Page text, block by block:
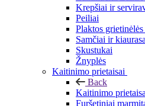
Krepšiai ir
Peiliai
Plaktos
Samčiai ir
Skustukai
Žnyplės
Kaitinimo prietaisai
Back
Kaitinimo
Furšetiniai